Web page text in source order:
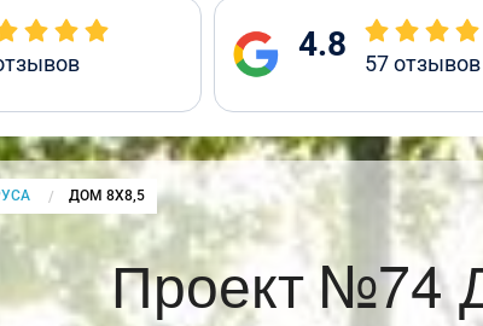
4.8 57отзывов
CURRENT:
ДОМ 8Х8,5
Проект №74